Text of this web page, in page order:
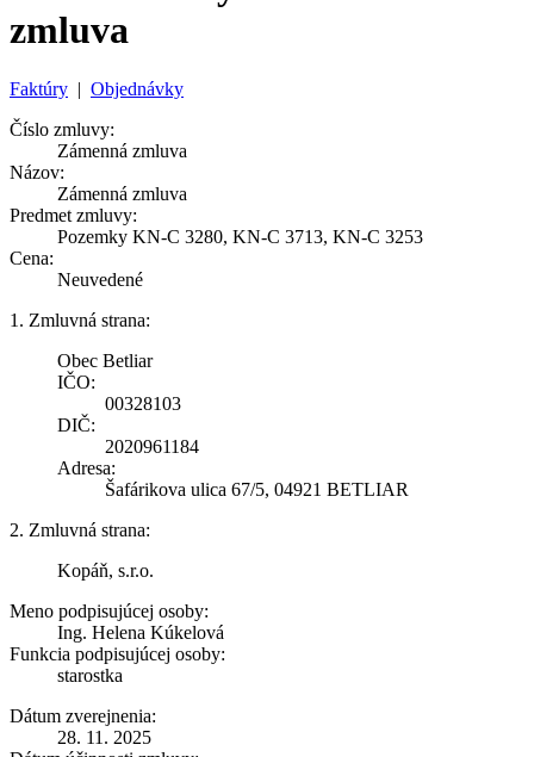
zmluva
Faktúry | Objednávky
Číslo zmluvy:
Zámenná zmluva
Názov:
Zámenná zmluva
Predmet zmluvy:
Pozemky KN-C 3280, KN-C 3713, KN-C 3253
Cena:
Neuvedené
1. Zmluvná strana:
Obec Betliar
IČO:
00328103
DIČ:
2020961184
Adresa:
Šafárikova ulica 67/5, 04921 BETLIAR
2. Zmluvná strana:
Kopáň, s.r.o.
Meno podpisujúcej osoby:
Ing. Helena Kúkelová
Funkcia podpisujúcej osoby:
starostka
Dátum zverejnenia:
28. 11. 2025